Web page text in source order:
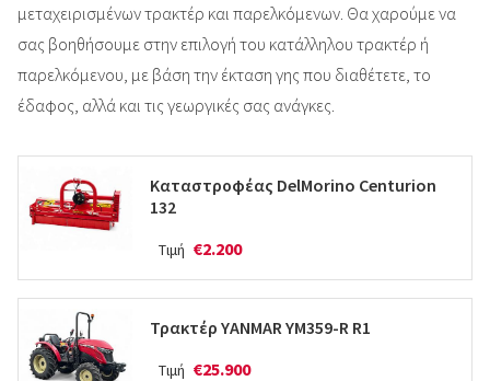
μεταχειρισμένων τρακτέρ και παρελκόμενων. Θα χαρούμε να
σας βοηθήσουμε στην επιλογή του κατάλληλου τρακτέρ ή
παρελκόμενου, με βάση την έκταση γης που διαθέτετε, το
έδαφος, αλλά και τις γεωργικές σας ανάγκες.
Καταστροφέας DelMorino Centurion
132
Τιμή €2.200
Τρακτέρ YANMAR YM359-R R1
Τιμή €25.900